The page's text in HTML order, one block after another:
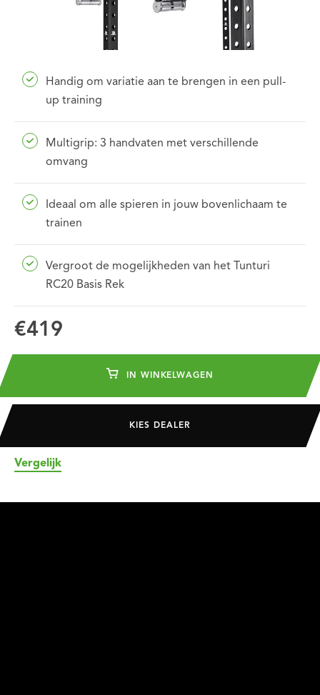
Handig om variatie aan te brengen in een pull-
up training
Multigrip: 3 handvaten met verschillende
omvang
Ideaal om alle spieren in jouw bovenlichaam te
trainen
Vergroot de mogelijkheden van het Tunturi
RC20 Basis Rek
€419
IN WINKELWAGEN
KIES DEALER
Vergelijk